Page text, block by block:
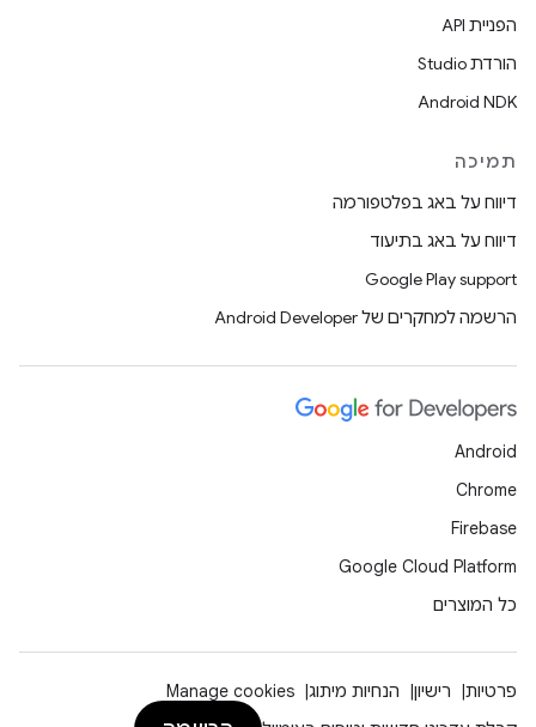
הפניית API
הורדת Studio
Android NDK
תמיכה
דיווח על באג בפלטפורמה
דיווח על באג בתיעוד
Google Play support
הרשמה למחקרים של Android Developer
Android
Chrome
Firebase
Google Cloud Platform
כל המוצרים
פרטיות רישיון הנחיות מיתוג
Manage cookies